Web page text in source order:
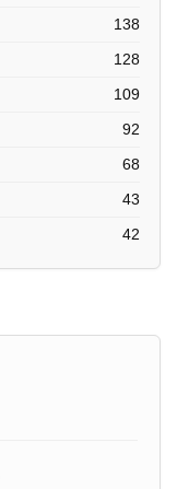
138
128
109
92
68
43
42